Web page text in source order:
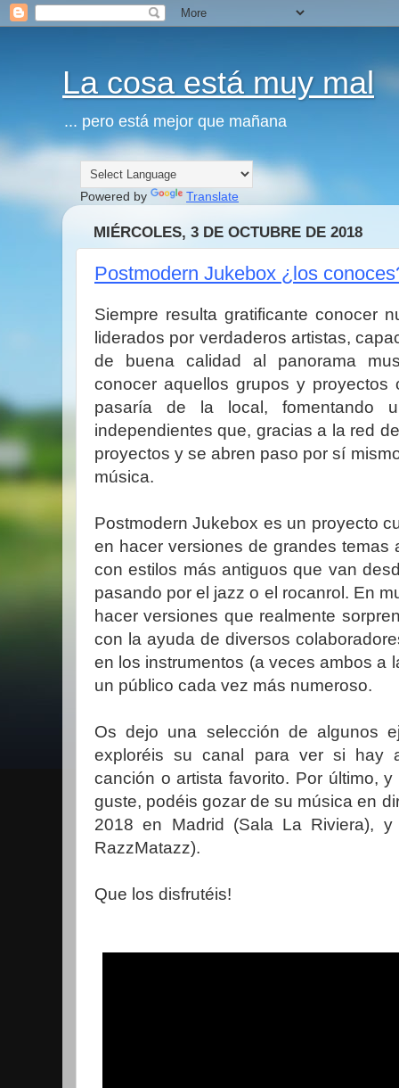
La cosa está muy mal
... pero está mejor que mañana
Powered by Translate
MIÉRCOLES, 3 DE OCTUBRE DE 2018
Postmodern Jukebox ¿los
Siempre resulta gratificante conocer
liderados por verdaderos artistas,
de buena calidad al panorama
conocer aquellos grupos y proyectos
pasaría de la local, fomentando
independientes que, gracias a la red
proyectos y se abren paso por sí
música.
Postmodern Jukebox es un proyecto
en hacer versiones de grandes temas
con estilos más antiguos que van
pasando por el jazz o el rocanrol. En
hacer versiones que realmente
con la ayuda de diversos
en los instrumentos (a veces ambos a
un público cada vez más numeroso.
Os dejo una selección de algunos
exploréis su canal para ver si hay
canción o artista favorito. Por último,
guste, podéis gozar de su música en
2018 en Madrid (Sala La Riviera),
RazzMatazz).
Que los disfrutéis!